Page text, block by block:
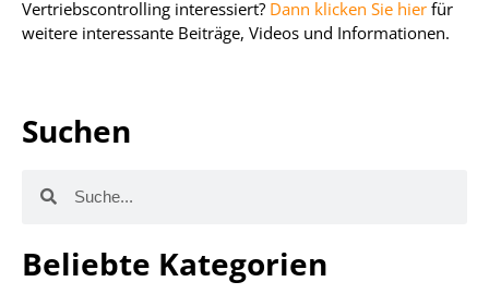
Vertriebscontrolling interessiert? Dann klicken Sie hier für
weitere interessante Beiträge, Videos und Informationen.
Suchen
Beliebte Kategorien